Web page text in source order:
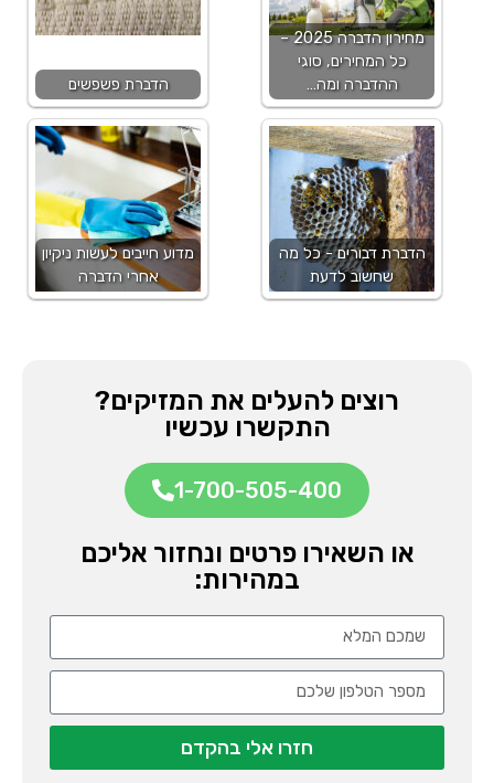
מחירון הדברה 2025 –
כל המחירים, סוגי
ההדברה ומה…
הדברת דבורים - כל מה
שחשוב לדעת
הדברת פשפשים
מדוע חייבים לעשות ניקיון
אחרי הדברה
רוצים להעלים את המזיקים?
התקשרו עכשיו
1-700-505-400
או השאירו פרטים ונחזור אליכם
במהירות:
חזרו אלי בהקדם